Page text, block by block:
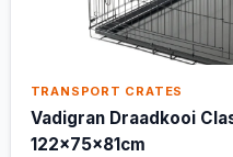
TRANSPORT CRATES
Vadigran Draadkooi
122x75x81cm